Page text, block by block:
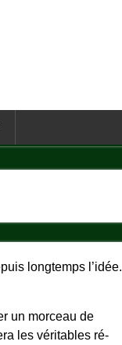
longtemps l’idée.
un morceau de
les véritables ré-